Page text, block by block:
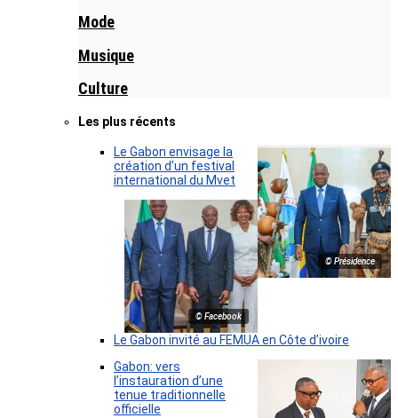
Mode
Musique
Culture
Les plus récents
© Présidence
Le Gabon envisage la
création d’un festival
international du Mvet
© Facebook
Le Gabon invité au FEMUA en Côte d’ivoire
Gabon: vers
l’instauration d’une
tenue traditionnelle
officielle